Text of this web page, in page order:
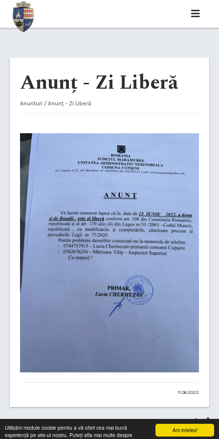
Am inteles!
Utilizăm module cookie pentru a vă oferi cea mai bună
experiență pe site-ul nostru. Puteți afla mai multe despre
Anunț - Zi Liberă
Anunturi / Anunț - Zi Liberă
11.06.2022